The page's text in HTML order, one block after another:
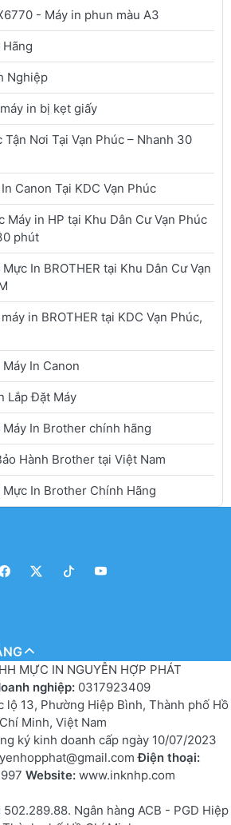
- Máy in phun màu A3
Nghiệp
in bị kẹt giấy
Tận Nơi Tại Vạn Phúc – Nhanh 30
Canon Tại KDC Vạn Phúc
Máy in HP tại Khu Dân Cư Vạn Phúc
phút
In BROTHER tại Khu Dân Cư Vạn
in BROTHER tại KDC Vạn Phúc,
In Canon
Lắp Đặt Máy
In Brother chính hãng
Hành Brother tại Việt Nam
In Brother Chính Hãng
MỰC IN NGUYỄN HỢP PHÁT
nghiệp: 0317923409
lộ 13, Phường Hiệp Bình, Thành phố Hồ
Chí Minh, Việt Nam
ký kinh doanh cấp ngày 10/07/2023
Điện thoại:
Website: www.inknhp.com
502.289.88. Ngân hàng ACB - PGD Hiệp